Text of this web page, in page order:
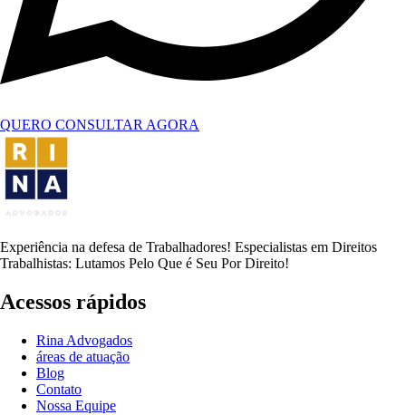
QUERO CONSULTAR AGORA
Experiência na defesa de Trabalhadores! Especialistas em Direitos
Trabalhistas: Lutamos Pelo Que é Seu Por Direito!
Acessos rápidos
Rina Advogados
áreas de atuação
Blog
Contato
Nossa Equipe